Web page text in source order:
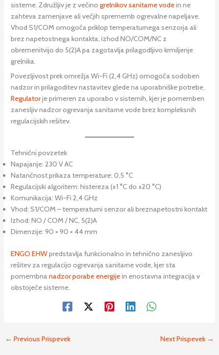
sisteme. Združljiv je z večinogrelnikov sanitarne vodein ne
zahteva zamenjave ali večjih sprememb ogrevalne napeljave.
Vhod S1/COM omogoča priklop temperaturnega senzorja ali
brez napetostnega kontakta, izhod NO/COM/NC z
obremenitvijo do 5(2)A pa zagotavlja prilagodljivo krmiljenje
grelnika.
Povezljivost prek omrežja Wi-Fi (2,4 GHz) omogoča sodoben
nadzor in prilagoditev nastavitev glede na uporabniške potrebe.
Regulatorje primeren za uporabo v sistemih, kjer je pomemben
zanesljiv nadzor ogrevanja sanitarne vode brez kompleksnih
regulacijskih rešitev.
Tehnični povzetek
Napajanje: 230 V AC
Natančnost prikaza temperature: 0,5 °C
Regulacijski algoritem: histereza (±1 °C do ±20 °C)
Komunikacija: Wi-Fi 2,4 GHz
Vhod: S1/COM – temperaturni senzor ali breznapetostni kontakt
Izhod: NO / COM / NC, 5(2)A
Dimenzije: 90 × 90 × 44 mm
ENGO EHWpredstavlja funkcionalno in tehnično zanesljivo
rešitev za regulacijo ogrevanja sanitarne vode, kjer sta
pomembnanadzor porabe energijein enostavna integracija v
obstoječe sisteme.
← Previous Prispevek Next Prispevek →